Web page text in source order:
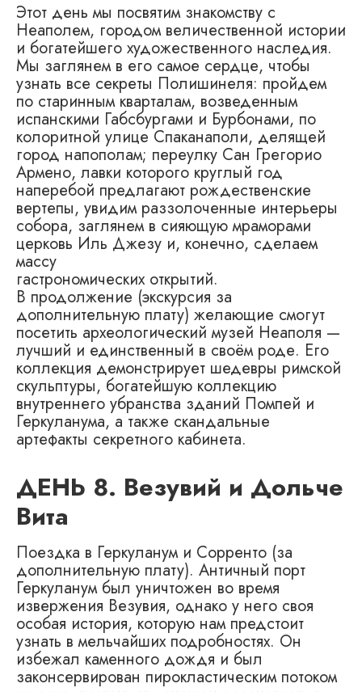
Этот день мы посвятим знакомству с
Неаполем, городом величественной истории
и богатейшего художественного наследия.
Мы заглянем в его самое сердце, чтобы
узнать все секреты Полишинеля: пройдем
по старинным кварталам, возведенным
испанскими Габсбургами и Бурбонами, по
колоритной улице Спаканаполи, делящей
город напополам; переулку Сан Грегорио
Армено, лавки которого круглый год
наперебой предлагают рождественские
вертепы, увидим раззолоченные интерьеры
собора, заглянем в сияющую мраморами
церковь Иль Джезу и, конечно, сделаем
массу
гастрономических открытий.
В продолжение (экскурсия за
дополнительную плату) желающие смогут
посетить археологический музей Неаполя —
лучший и единственный в своём роде. Его
коллекция демонстрирует шедевры римской
скульптуры, богатейшую коллекцию
внутреннего убранства зданий Помпей и
Геркуланума, а также скандальные
артефакты секретного кабинета.
ДЕНЬ 8. Везувий и Дольче
Вита
Поездка в Геркуланум и Сорренто (за
дополнительную плату). Античный порт
Геркуланум был уничтожен во время
извержения Везувия, однако у него своя
особая история, которую нам предстоит
узнать в мельчайших подробностях. Он
избежал каменного дождя и был
законсервирован пирокластическим потоком